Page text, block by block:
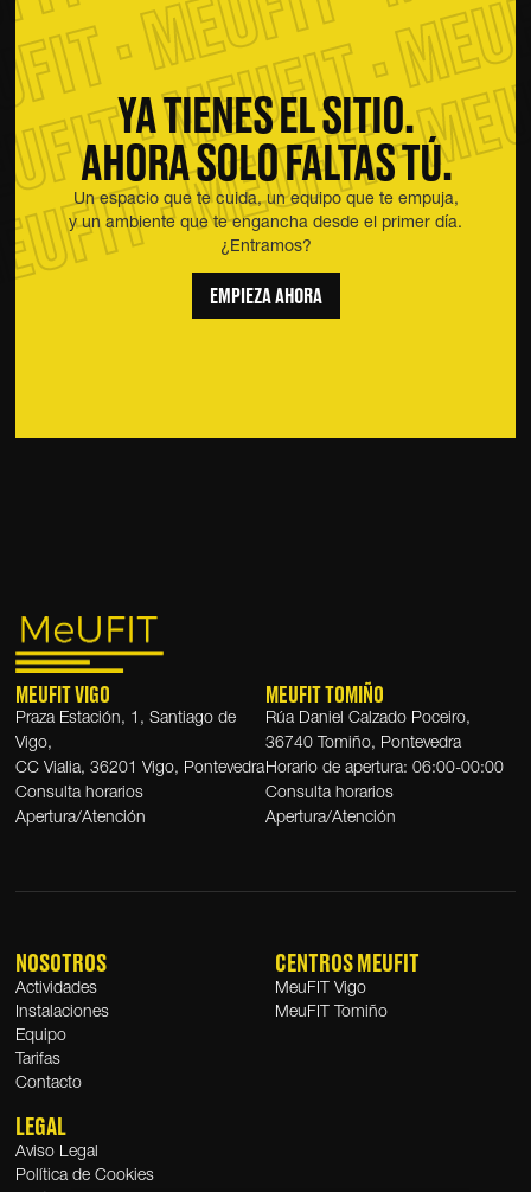
YA TIENES EL SITIO.
AHORA SOLO FALTAS TÚ.
Un espacio que te cuida, un equipo que te empuja,
y un ambiente que te engancha desde el primer día.
¿Entramos?
EMPIEZA AHORA
MEUFIT VIGO
Praza Estación, 1, Santiago de
Vigo,
CC Vialia, 36201 Vigo, Pontevedra
Consulta horarios
Apertura/Atención
MEUFIT TOMIÑO
Rúa Daniel Calzado Poceiro,
36740 Tomiño, Pontevedra
Horario de apertura: 06:00-00:00
Consulta horarios
Apertura/Atención
NOSOTROS
Actividades
Instalaciones
Equipo
Tarifas
Contacto
CENTROS MEUFIT
MeuFIT Vigo
MeuFIT Tomiño
LEGAL
Aviso Legal
Política de Cookies